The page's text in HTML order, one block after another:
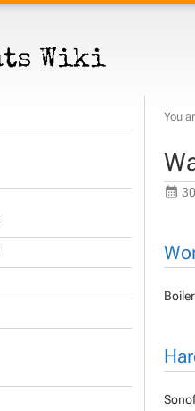
You